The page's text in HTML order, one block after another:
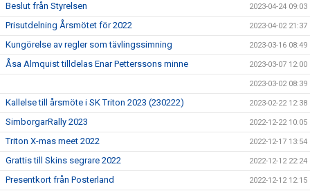
Beslut från Styrelsen 2023-04-24 09:03
Prisutdelning Årsmötet för 2022 2023-04-02 21:37
Kungörelse av regler som tävlingssimning 2023-03-16 08:49
Åsa Almquist tilldelas Enar Petterssons minne 2023-03-07 12:00
2023-03-02 08:39
Kallelse till årsmöte i SK Triton 2023 (230222) 2023-02-22 12:38
SimborgarRally 2023 2022-12-22 10:05
Triton X-mas meet 2022 2022-12-17 13:54
Grattis till Skins segrare 2022 2022-12-12 22:24
Presentkort från Posterland 2022-12-12 12:15